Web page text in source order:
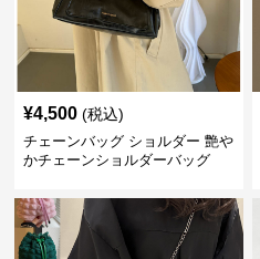
¥4,500 (税込)
チェーンバッグ ショルダー 艶や
かチェーンショルダーバッグ